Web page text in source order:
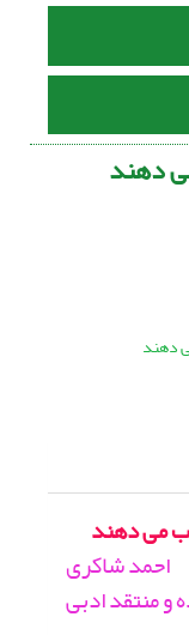
دهند
می دهند
احمد شاکری
و منتقد ادبی